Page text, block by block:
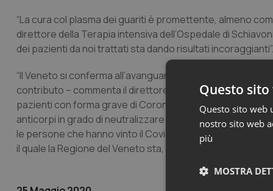
“La cura col plasma dei guariti è promettente, almeno
direttore della Terapia intensiva dell’Ospedale di
dei pazienti da noi trattati sta dando risultati incoraggianti”.
“Il Veneto si conferma all’avanguardia nel cercare nuove
contributo – commenta il direttore generale dell’Ulss 6
pazienti con forma grave di Coronavirus, del plasma
anticorpi in grado di neutralizzare il virus. I primi risultati
le persone che hanno vinto il Covid-19 a diventare
il quale la Regione del Veneto sta, in modo molto
Questo
Questo sito web
nostro sito web
più
MOSTRA